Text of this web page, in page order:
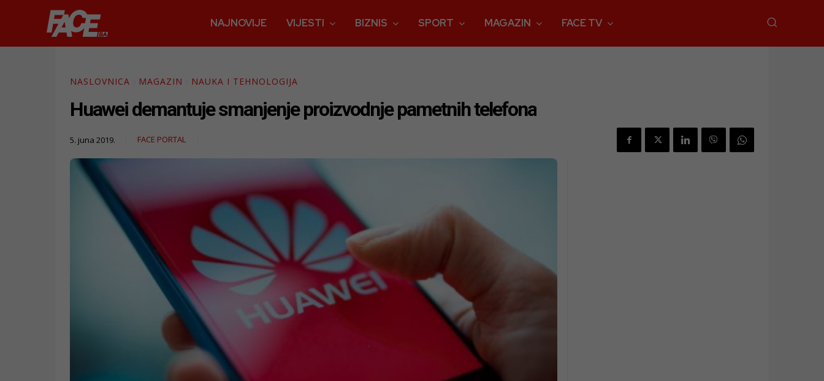
NAJNOVIJE VIJESTI BIZNIS SPORT MAGAZIN FACE TV
NASLOVNICA MAGAZIN NAUKA I TEHNOLOGIJA
Huawei demantuje smanjenje proizvodnje pametnih telefona
5. juna 2019. FACE PORTAL